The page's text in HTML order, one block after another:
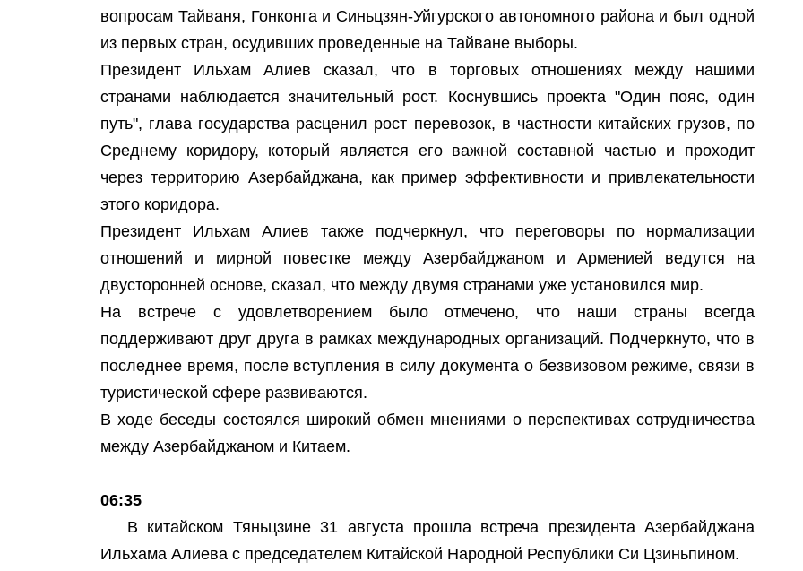
вопросам Тайваня, Гонконга и Синьцзян-Уйгурского автономного района и был одной
из первых стран, осудивших проведенные на Тайване выборы.
Президент Ильхам Алиев сказал, что в торговых отношениях между нашими
странами наблюдается значительный рост. Коснувшись проекта "Один пояс, один
путь", глава государства расценил рост перевозок, в частности китайских грузов, по
Среднему коридору, который является его важной составной частью и проходит
через территорию Азербайджана, как пример эффективности и привлекательности
этого коридора.
Президент Ильхам Алиев также подчеркнул, что переговоры по нормализации
отношений и мирной повестке между Азербайджаном и Арменией ведутся на
двусторонней основе, сказал, что между двумя странами уже установился мир.
На встрече с удовлетворением было отмечено, что наши страны всегда
поддерживают друг друга в рамках международных организаций. Подчеркнуто, что в
последнее время, после вступления в силу документа о безвизовом режиме, связи в
туристической сфере развиваются.
В ходе беседы состоялся широкий обмен мнениями о перспективах сотрудничества
между Азербайджаном и Китаем.
06:35
В китайском Тяньцзине 31 августа прошла встреча президента Азербайджана
Ильхама Алиева с председателем Китайской Народной Республики Си Цзиньпином.